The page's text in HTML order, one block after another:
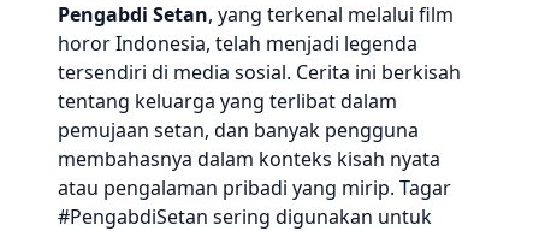
Pengabdi Setan, yang terkenal melalui film
horor Indonesia, telah menjadi legenda
tersendiri di media sosial. Cerita ini berkisah
tentang keluarga yang terlibat dalam
pemujaan setan, dan banyak pengguna
membahasnya dalam konteks kisah nyata
atau pengalaman pribadi yang mirip. Tagar
#PengabdiSetan sering digunakan untuk